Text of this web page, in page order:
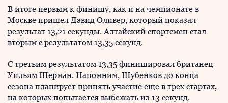
В итоге первым к финишу, как и на чемпионате в
Москве пришел Дэвид Оливер, который показал
результат 13,21 секунды. Алтайский спортсмен стал
вторым с результатом 13,35 секунд.
С третьим результатом 13,35 финишировал британец
Уильям Шерман. Напомним, Шубенков до конца
сезона планирует принять участие еще в трех стартах,
на которых попытается выбежать из 13 секунд.